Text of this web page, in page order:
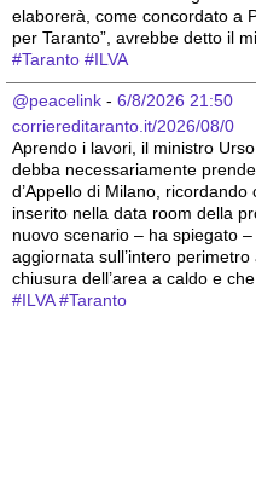
elaborerà, come concordato a
per Taranto”, avrebbe detto il
#Taranto #ILVA
@peacelink - 6/8/2026 21:50
corriereditaranto.it/2026/08/0
Aprendo i lavori, il ministro
debba necessariamente
d’Appello di Milano,
inserito nella data room della
nuovo scenario – ha spiegato
aggiornata sull’intero
chiusura dell’area a caldo e
#ILVA #Taranto